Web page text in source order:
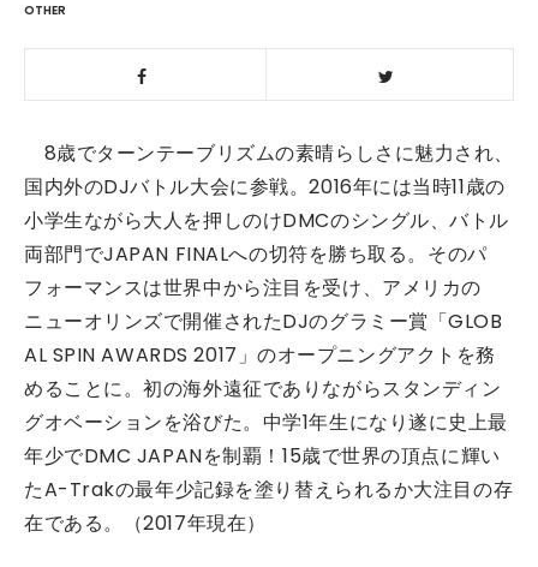
OTHER
8歳でターンテーブリズムの素晴らしさに魅力され、
国内外のDJバトル大会に参戦。2016年には当時11歳の
小学生ながら大人を押しのけDMCのシングル、バトル
両部門でJAPAN FINALへの切符を勝ち取る。そのパ
フォーマンスは世界中から注目を受け、アメリカの
ニューオリンズで開催されたDJのグラミー賞「GLOB
AL SPIN AWARDS 2017」のオープニングアクトを務
めることに。初の海外遠征でありながらスタンディン
グオベーションを浴びた。中学1年生になり遂に史上最
年少でDMC JAPANを制覇！15歳で世界の頂点に輝い
たA-Trakの最年少記録を塗り替えられるか大注目の存
在である。（2017年現在）